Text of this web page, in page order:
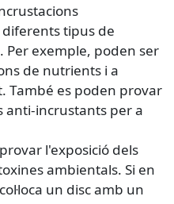
tipus de
exemple, poden ser
de nutrients i a
També es poden provar
anti-incrustants per a
l'exposició dels
ambientals. Si en
un disc amb un